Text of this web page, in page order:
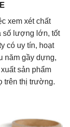
xem xét chất
số lượng lớn, tốt
có uy tín, hoạt
năm gầy dựng,
sản phẩm
trên thị trường.